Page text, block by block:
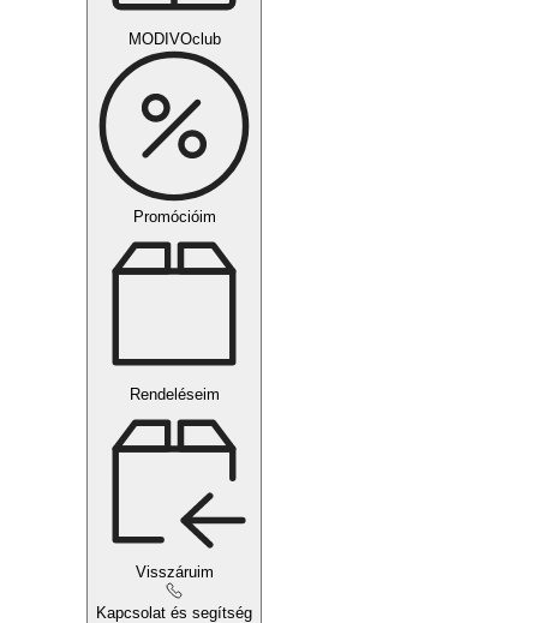
MODIVOclub
Promócióim
Rendeléseim
Visszáruim
Kapcsolat és segítség